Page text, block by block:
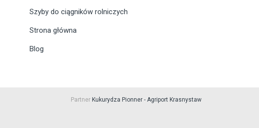
Szyby do ciągników rolniczych
Strona główna
Blog
Partner Kukurydza Pionner - Agriport Krasnystaw